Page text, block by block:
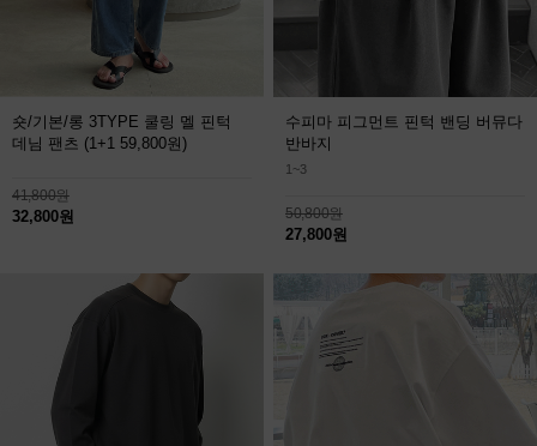
숏/기본/롱 3TYPE 쿨링 멜 핀턱
데님 팬츠 (1+1 59,800원)
41,800원
32,800원
수피마 피그먼트 핀턱 밴딩 버뮤다
반바지
1~3
50,800원
27,800원